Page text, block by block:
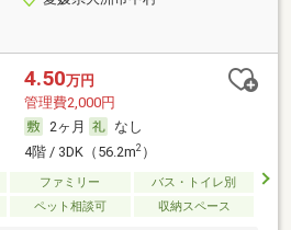
4.50万円
管理費2,000円
2ヶ月
なし
4階 / 3DK（56.2m2）
ファミリー
バス・トイレ別
ペット相談可 収納スペース